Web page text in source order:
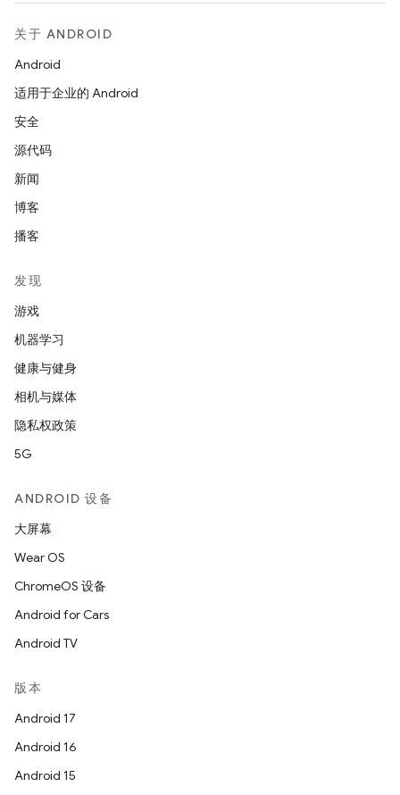
关于 ANDROID
Android
适用于企业的 Android
安全
源代码
新闻
博客
播客
发现
游戏
机器学习
健康与健身
相机与媒体
隐私权政策
5G
ANDROID 设备
大屏幕
Wear OS
ChromeOS 设备
Android for Cars
Android TV
版本
Android 17
Android 16
Android 15